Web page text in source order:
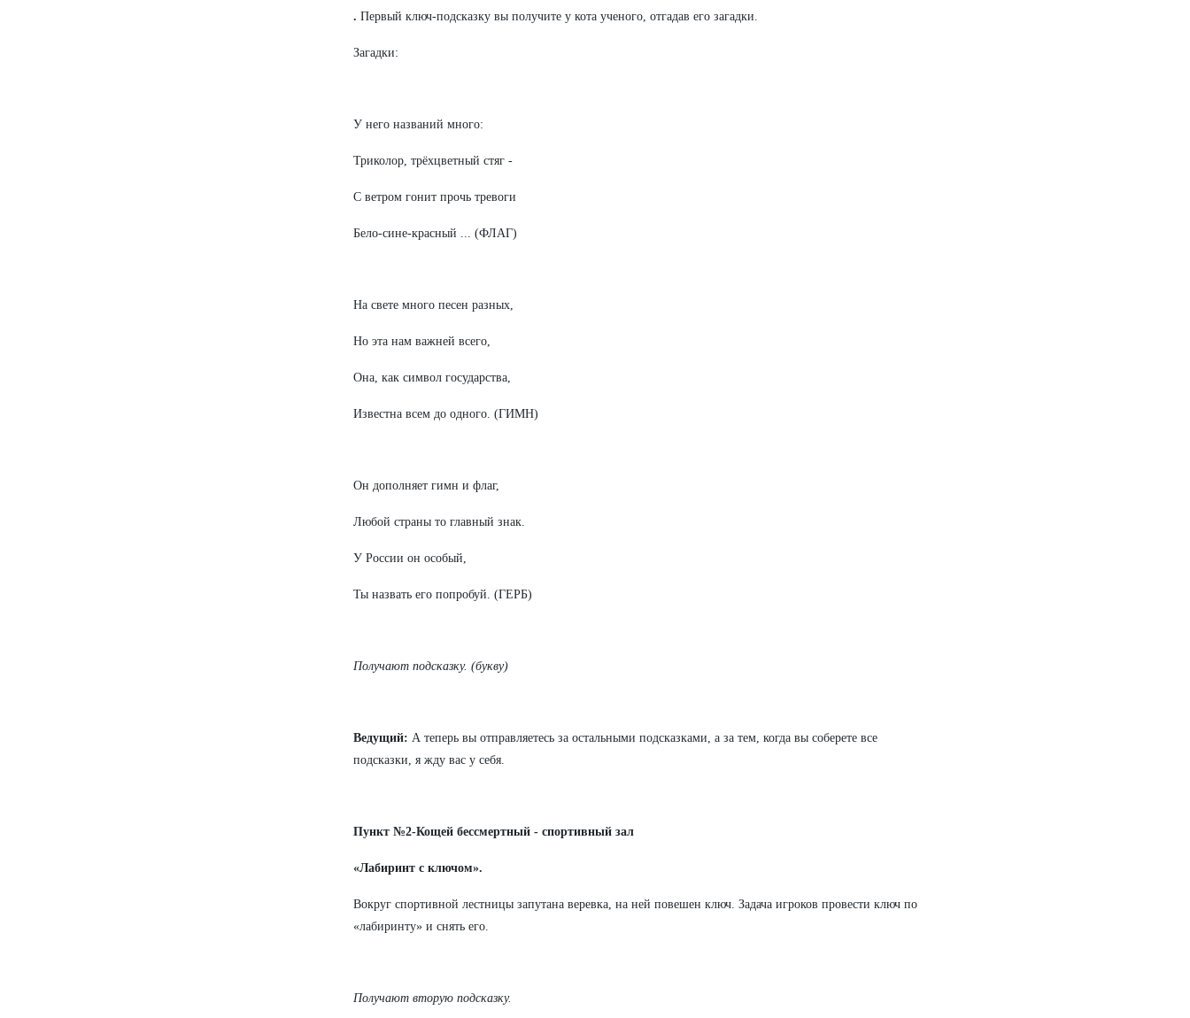
. Первый ключ-подсказку вы получите у кота ученого, отгадав его загадки.
Загадки:
У него названий много:
Триколор, трёхцветный стяг -
С ветром гонит прочь тревоги
Бело-сине-красный ... (ФЛАГ)
На свете много песен разных,
Но эта нам важней всего,
Она, как символ государства,
Известна всем до одного. (ГИМН)
Он дополняет гимн и флаг,
Любой страны то главный знак.
У России он особый,
Ты назвать его попробуй. (ГЕРБ)
Получают подсказку. (букву)
Ведущий: А теперь вы отправляетесь за остальными подсказками, а за тем, когда вы соберете все
подсказки, я жду вас у себя.
Пункт №2-Кощей бессмертный - спортивный зал
«Лабиринт с ключом».
Вокруг спортивной лестницы запутана веревка, на ней повешен ключ. Задача игроков провести ключ по
«лабиринту» и снять его.
Получают вторую подсказку.